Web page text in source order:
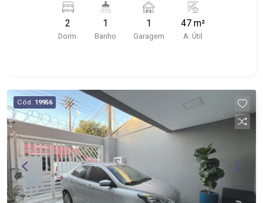
1 banheiro; - condomínio possui portaria 24h,
piscina adulto e infantil, playground, academia,
varanda gourmet, salão de festa, pet place; -
2
Dorm.
1
Banho
1
Garagem
47 m²
A. Útil
Cód. 19956